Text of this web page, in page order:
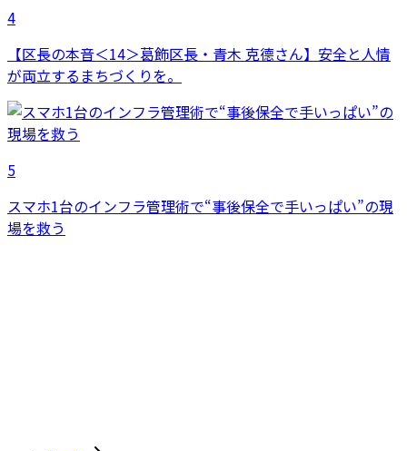
4
【区長の本音＜14＞葛飾区長・青木 克德さん】安全と人情
が両立するまちづくりを。
5
スマホ1台のインフラ管理術で“事後保全で手いっぱい”の現
場を救う